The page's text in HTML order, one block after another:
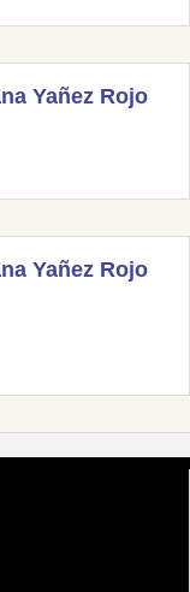
Yañez Rojo
Yañez Rojo